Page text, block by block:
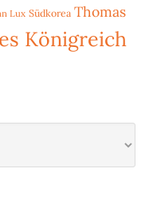
Lux Südkorea Thomas
Königreich